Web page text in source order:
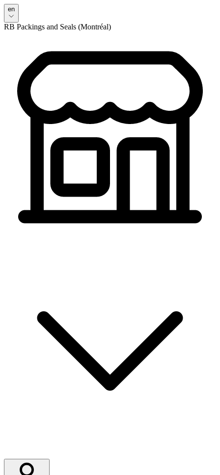
en
RB Packings and Seals (Montréal)